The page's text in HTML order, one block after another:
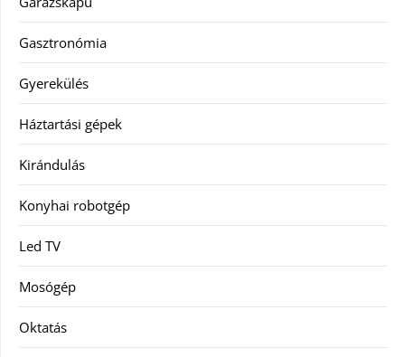
Gasztronómia
Gyerekülés
Háztartási gépek
Kirándulás
Konyhai robotgép
Led TV
Mosógép
Oktatás